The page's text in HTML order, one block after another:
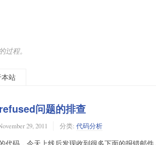
过程。
本站
问题的排查
29, 2011 分类: 代码分析